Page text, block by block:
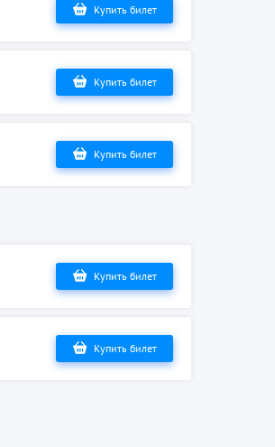
Купить билет
Купить билет
Купить билет
Купить билет
Купить билет